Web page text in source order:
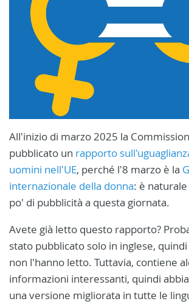
All'inizio di marzo 2025 la
pubblicato un rapporto
uomini nell'UE, perché l'8 marzo è la
internazionale della donna: è
po' di pubblicità a questa giornata.
Avete già letto questo rapporto?
stato pubblicato solo in inglese,
non l'hanno letto. Tuttavia, contiene
informazioni interessanti, quindi
una versione migliorata in tutte le